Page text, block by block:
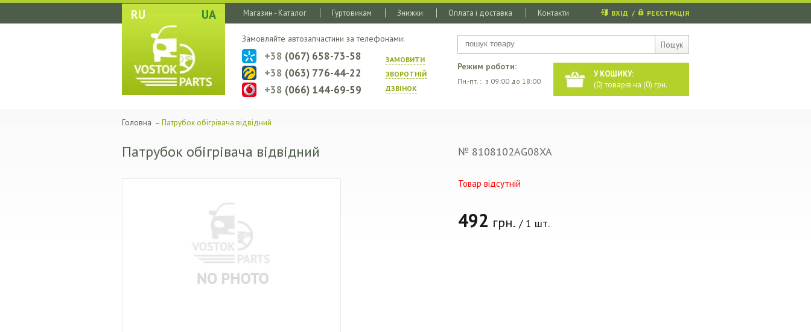
RU UA
Пошук
Магазин - Каталог Гуртовикам Знижки Оплата і доставка Контакти ВХІД / РЕЄСТРАЦІЯ
У КОШИКУ:
(0) товарів на (0) грн.
Режим роботи:
Пн.-пт. : з 09:00 до 18:00
Замовляйте автозапчастини за телефонами:
ЗАМОВИТИ
ЗВОРОТНIЙ
ДЗВIНОК
+38 (067) 658-73-58
+38 (063) 776-44-22
+38 (066) 144-69-59
Головна – Патрубок обігрівача відвідний
Патрубок обігрівача відвідний № 8108102AG08XA
Товар відсутній
492 грн. / 1 шт.